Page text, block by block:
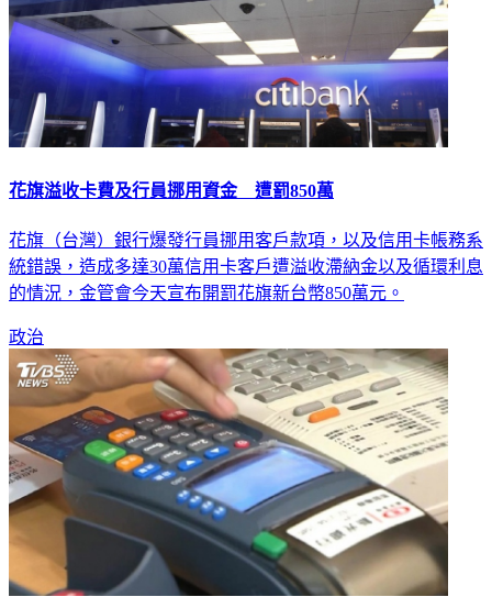
花旗溢收卡費及行員挪用資金 遭罰850萬
花旗（台灣）銀行爆發行員挪用客戶款項，以及信用卡帳務系
統錯誤，造成多達30萬信用卡客戶遭溢收滯納金以及循環利息
的情況，金管會今天宣布開罰花旗新台幣850萬元。
政治